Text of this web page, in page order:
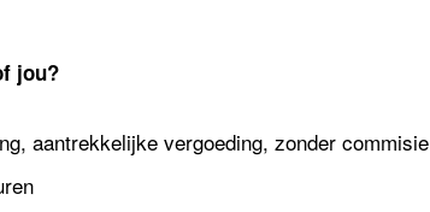
jou?
aantrekkelijke vergoeding, zonder commisie